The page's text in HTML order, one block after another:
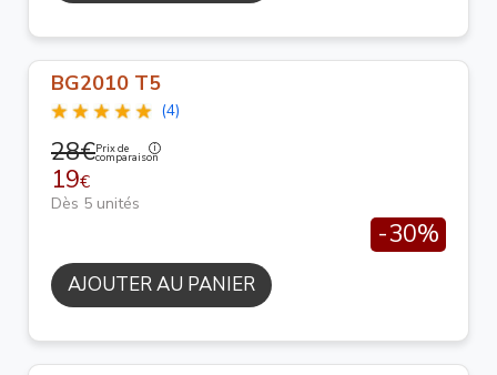
BG2010 T5
(4)
28€Prix de
comparaison
19€
Dès 5 unités
-30%
AJOUTER AU PANIER